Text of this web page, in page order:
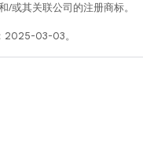
/或其关联公司的注册商标。
2025-03-03。